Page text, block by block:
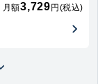
月額3,729 円(税込)